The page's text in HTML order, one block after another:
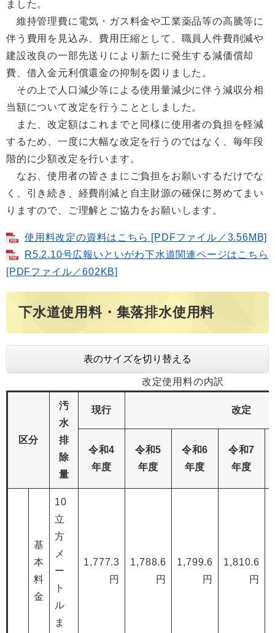
ました。
維持管理費に電気・ガス料金や工業薬品等の高騰等に
伴う費用を見込み、費用圧縮として、職員人件費削減や
建設改良の一部先送りにより新たに発生する減価償却
費、借入金元利償還金の抑制を図りました。
その上で人口減少等による使用量減少に伴う減収分相
当額について改定を行うこととしました。
また、改定額はこれまでと同様に使用者の負担を軽減
するため、一度に大幅な改定を行うのではなく、毎年段
階的に少額改定を行います。
なお、使用者の皆さまにご負担をお願いするだけでな
く、引き続き、経費削減と自主財源の確保に努めてまい
りますので、ご理解とご協力をお願いします。
使用料改定の資料はこちら [PDFファイル／3.56MB]
R5.2.10号広報いといがわ下水道関連ページはこちら
[PDFファイル／602KB]
下水道使用料・集落排水使用料
表のサイズを切り替える
改定使用料の内訳
区分
汚
水
排
除
量
現行 改定
令和4
年度
令和5
年度
令和6
年度
令和7
年度
基
本
料
金
10
立
方
メ
ー
ト
ル
ま
1,777.3
円
1,788.6
円
1,799.6
円
1,810.6
円